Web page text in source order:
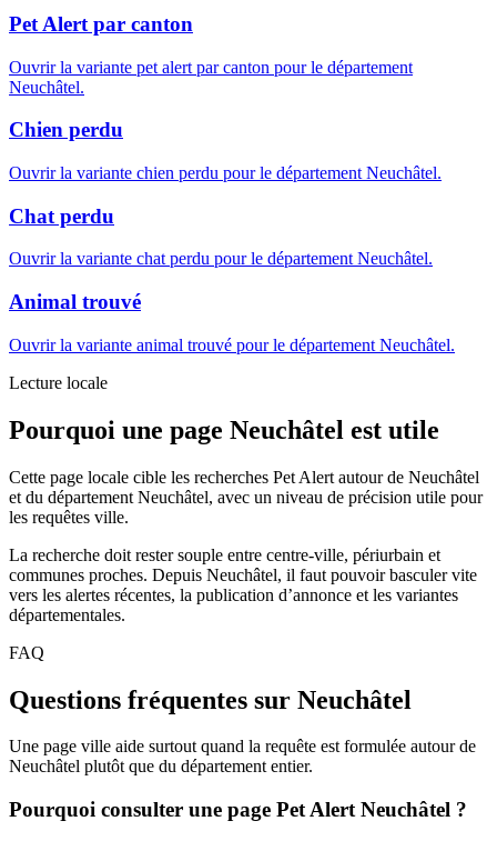
Pet Alert par canton
Ouvrir la variante pet alert par canton pour le département
Neuchâtel.
Chien perdu
Ouvrir la variante chien perdu pour le département Neuchâtel.
Chat perdu
Ouvrir la variante chat perdu pour le département Neuchâtel.
Animal trouvé
Ouvrir la variante animal trouvé pour le département Neuchâtel.
Lecture locale
Pourquoi une page Neuchâtel est utile
Cette page locale cible les recherches Pet Alert autour de Neuchâtel
et du département Neuchâtel, avec un niveau de précision utile pour
les requêtes ville.
La recherche doit rester souple entre centre-ville, périurbain et
communes proches. Depuis Neuchâtel, il faut pouvoir basculer vite
vers les alertes récentes, la publication d’annonce et les variantes
départementales.
FAQ
Questions fréquentes sur Neuchâtel
Une page ville aide surtout quand la requête est formulée autour de
Neuchâtel plutôt que du département entier.
Pourquoi consulter une page Pet Alert Neuchâtel ?